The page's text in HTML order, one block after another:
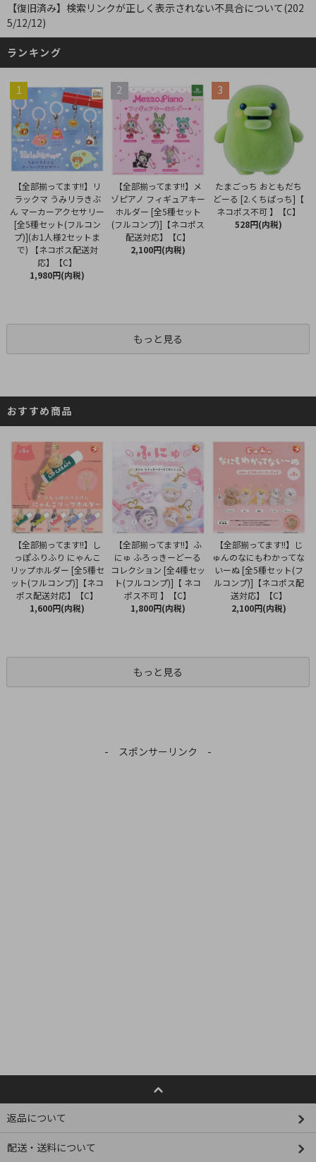
【復旧済み】検索リンクが正しく表示されない不具合について(202
5/12/12)
ランキング
1
【全部揃ってます!!】リ
ラックマ うみリラきぶ
ん マーカーアクセサリー
[全5種セット(フルコン
プ)](お1人様2セットま
で) 【ネコポス配送対
応】【C】
1,980円(内税)
2
【全部揃ってます!!】メ
ゾピアノ フィギュアキー
ホルダー [全5種セット
(フルコンプ)]【ネコポス
配送対応】【C】
2,100円(内税)
3
たまごっち おともだち
どーる [2.くちぱっち]【
ネコポス不可 】【C】
528円(内税)
もっと見る
おすすめ商品
【全部揃ってます!!】し
っぽふりふり にゃんこ
リップホルダー [全5種セ
ット(フルコンプ)]【ネコ
ポス配送対応】【C】
1,600円(内税)
【全部揃ってます!!】ふ
にゅ ふろっきーどーる
コレクション [全4種セッ
ト(フルコンプ)]【 ネコ
ポス不可 】【C】
1,800円(内税)
【全部揃ってます!!】じ
ゅんのなにもわかってな
いーぬ [全5種セット(フ
ルコンプ)]【ネコポス配
送対応】【C】
2,100円(内税)
もっと見る
- スポンサーリンク -
返品について
配送・送料について